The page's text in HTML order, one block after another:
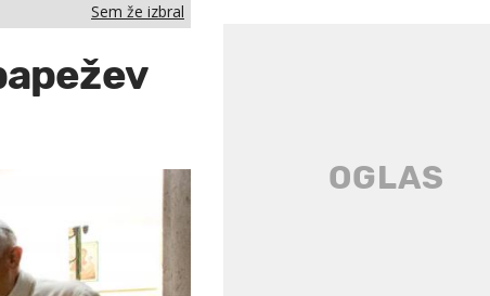
Sem že izbral